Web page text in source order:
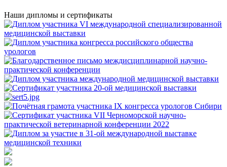
Наши дипломы и сертификаты